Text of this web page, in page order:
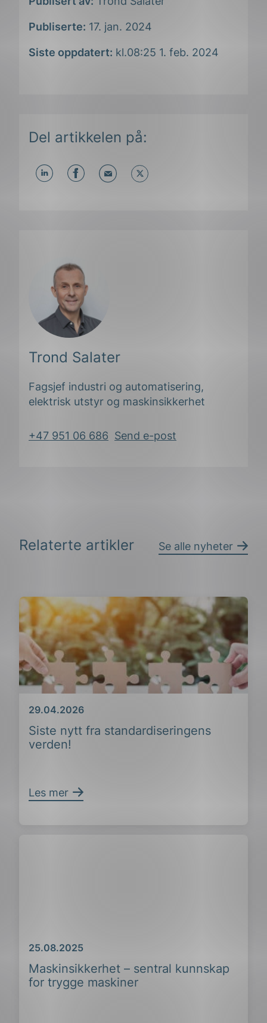
Publiserte: 17. jan. 2024
Siste oppdatert: kl.08:25 1. feb. 2024
Del artikkelen på:
Trond Salater
Fagsjef industri og automatisering,
elektrisk utstyr og maskinsikkerhet
+47 951 06 686 Send e-post
Relaterte artikler Se alle nyheter
Siste nytt fra standardiseringens
verden!
Dato
29.04.2026
Les mer
Maskinsikkerhet – sentral kunnskap
for trygge maskiner
Dato
25.08.2025